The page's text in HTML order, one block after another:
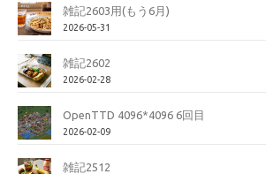
雑記2603用(もう6月)
2026-05-31
雑記2602
2026-02-28
OpenTTD 4096*4096 6回目
2026-02-09
雑記2512